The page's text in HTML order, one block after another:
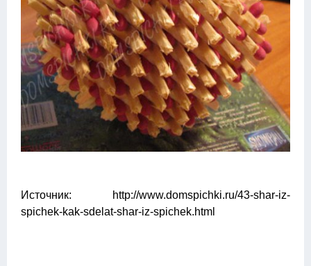
Источник: http://www.domspichki.ru/43-shar-iz-
spichek-kak-sdelat-shar-iz-spichek.html